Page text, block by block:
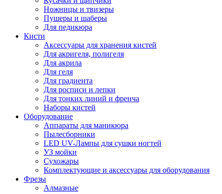
Ножницы и твизеры
Пушеры и шаберы
Для педикюра
Кисти
Аксессуары для хранения кистей
Для акригеля, полигеля
Для акрила
Для геля
Для градиента
Для росписи и лепки
Для тонких линий и френча
Наборы кистей
Оборудование
Аппараты для маникюра
Пылесборники
LED UV-Лампы для сушки ногтей
УЗ мойки
Сухожары
Комплектующие и аксессуары для оборудования
Фрезы
Алмазные